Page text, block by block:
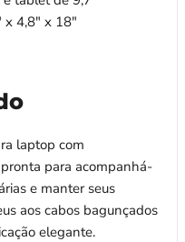
x 4,8" x 18"
laptop com
para acompanhá-
e manter seus
aos cabos bagunçados
elegante.